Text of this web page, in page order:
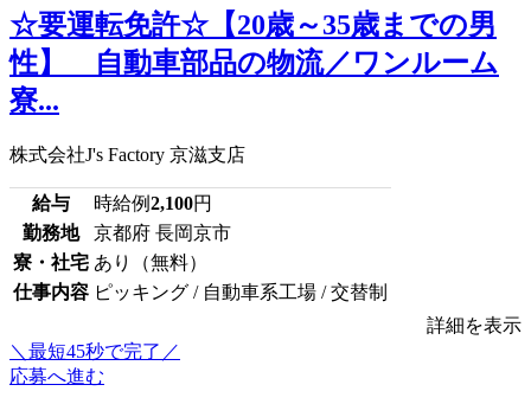
☆要運転免許☆【20歳～35歳までの男
性】 自動車部品の物流／ワンルーム
寮...
株式会社J's Factory 京滋支店
給与 時給例2,100円
勤務地
京都府 長岡京市
寮・社宅 あり（無料）
仕事内容 ピッキング / 自動車系工場 / 交替制
詳細を表示
＼最短45秒で完了／
応募へ進む